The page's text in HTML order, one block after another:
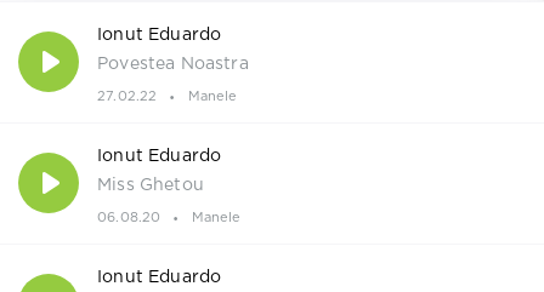
Ionut Eduardo
Povestea Noastra
27.02.22 Manele
Ionut Eduardo
Miss Ghetou
06.08.20 Manele
Ionut Eduardo